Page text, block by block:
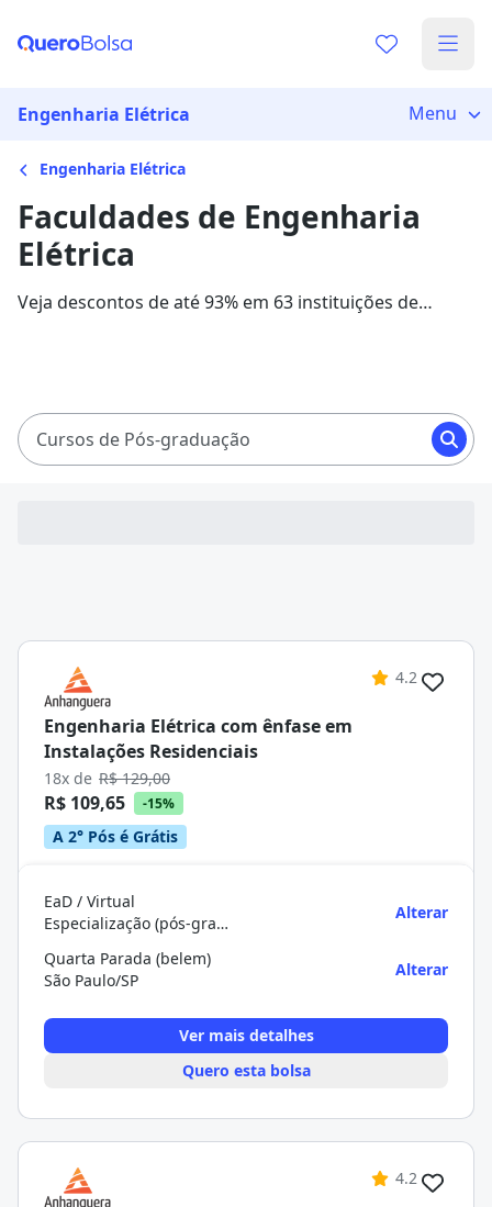
Engenharia Elétrica Menu
Engenharia Elétrica
Faculdades de Engenharia
Elétrica
Veja descontos de até 93% em 63 instituições de
Cursos de Pós-graduação
4.2
Engenharia Elétrica com ênfase em
Instalações Residenciais
18x de R$ 129,00
R$ 109,65 -15%
A 2° Pós é Grátis
EaD / Virtual
Especialização (pós-graduação)
Alterar
Quarta Parada (belem)
São Paulo/SP
Alterar
Ver mais detalhes
Quero esta bolsa
4.2